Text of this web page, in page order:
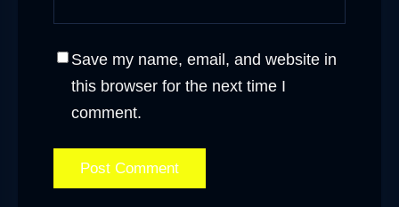
Save my name, email, and website in
this browser for the next time I
comment.